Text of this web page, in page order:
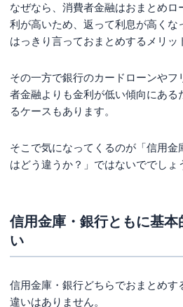
なぜなら、消費者金融はおまとめロ
利が高いため、返って利息が高くな
はっきり言っておまとめするメリッ
その一方で銀行のカードローンや
者金融よりも金利が低い傾向にある
るケースもあります。
そこで気になってくるのが「信用
はどう違うか？」ではないででしょ
信用金庫・銀行ともに基
い
信用金庫・銀行どちらでおまとめす
違いはありません。